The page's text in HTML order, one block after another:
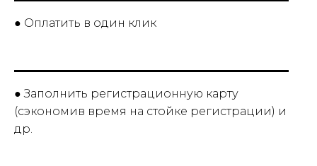
● Оплатить в один клик
● Заполнить регистрационную карту
(сэкономив время на стойке регистрации) и
др.